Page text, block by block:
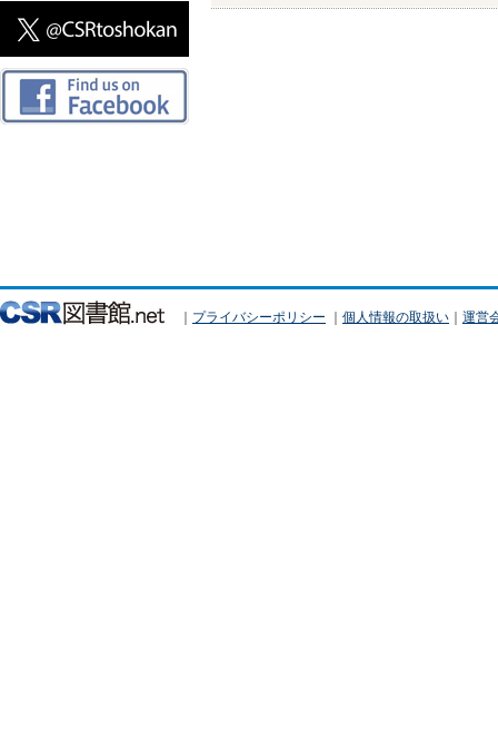
｜ プライバシーポリシー ｜ 個人情報の取扱い ｜ 運営